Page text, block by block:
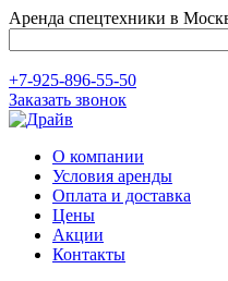
Аренда спецтехники в
+7-925-896-55-50
Заказать звонок
О компании
Условия аренды
Оплата и доставка
Цены
Акции
Контакты